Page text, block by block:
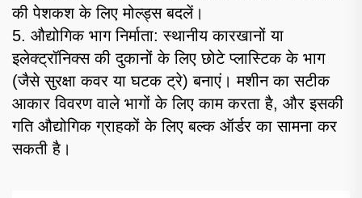
की पेशकश के लिए मोल्ड्स बदलें।
5. औद्योगिक भाग निर्माता: स्थानीय कारखानों या
इलेक्ट्रॉनिक्स की दुकानों के लिए छोटे प्लास्टिक के भाग
(जैसे सुरक्षा कवर या घटक ट्रे) बनाएं। मशीन का सटीक
आकार विवरण वाले भागों के लिए काम करता है, और इसकी
गति औद्योगिक ग्राहकों के लिए बल्क ऑर्डर का सामना कर
सकती है।